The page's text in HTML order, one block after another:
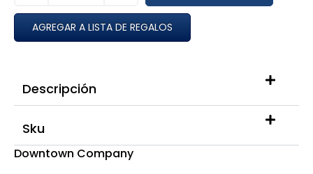
AGREGAR A LISTA DE REGALOS
Descripción
Sku
Downtown Company